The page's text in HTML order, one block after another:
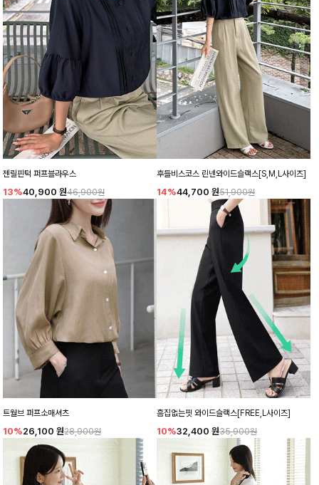
젠릴핀턱 퍼프블라우스
13%40,900 원46,900원
후들비스코스 린넨와이드슬랙스[S,M,L사이즈]
14%44,700 원51,900원
트월브 퍼프소매셔츠
10%26,100 원28,900원
흠집없는핏 와이드슬랙스[FREE,L사이즈]
10%32,400 원35,900원